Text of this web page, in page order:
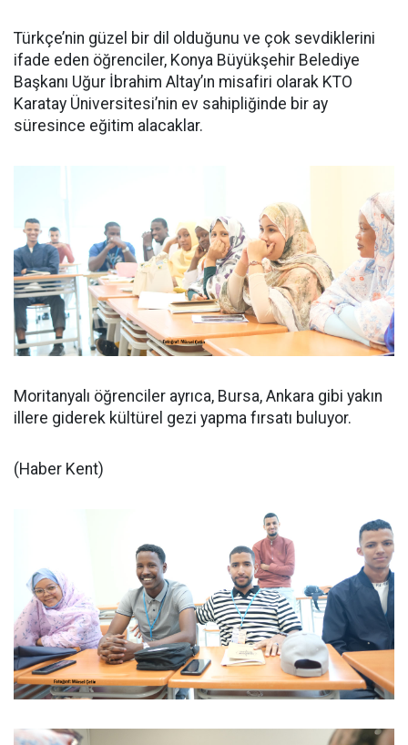
Türkçe’nin güzel bir dil olduğunu ve çok sevdiklerini
ifade eden öğrenciler, Konya Büyükşehir Belediye
Başkanı Uğur İbrahim Altay’ın misafiri olarak KTO
Karatay Üniversitesi’nin ev sahipliğinde bir ay
süresince eğitim alacaklar.
Moritanyalı öğrenciler ayrıca, Bursa, Ankara gibi yakın
illere giderek kültürel gezi yapma fırsatı buluyor.
(Haber Kent)